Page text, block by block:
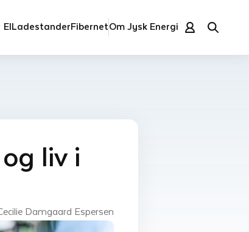
ElLadestanderFibernetOm Jysk Energi
liv i
Damgaard Espersen